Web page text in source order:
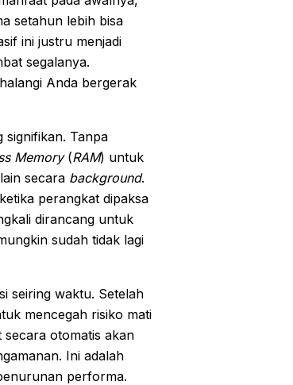
setahun lebih bisa
ini justru menjadi
segalanya.
Anda bergerak
signifikan. Tanpa
Memory(RAM) untuk
secara background.
perangkat dipaksa
dirancang untuk
sudah tidak lagi
seiring waktu. Setelah
mencegah risiko mati
secara otomatis akan
Ini adalah
performa.